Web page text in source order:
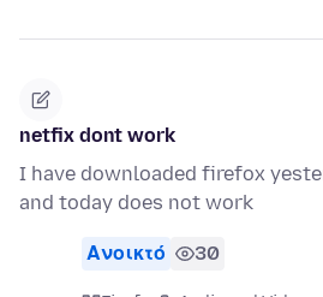
netfix dont work
I have downloaded firefox
and today does not work
Ανοικτό 30